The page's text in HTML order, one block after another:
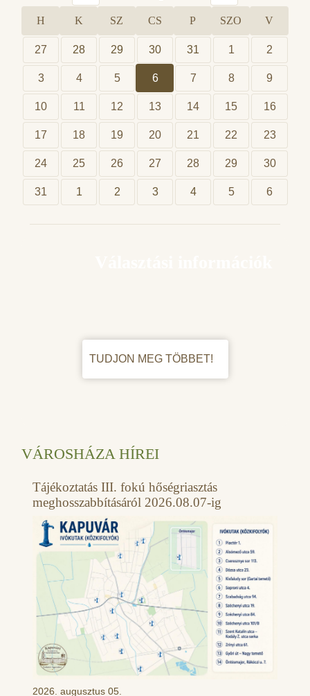
H K SZ CS P SZO V
27 28 29 30 31 1 2
3 4 5 6 7 8 9
10 11 12 13 14 15 16
17 18 19 20 21 22 23
24 25 26 27 28 29 30
31 1 2 3 4 5 6
TUDJON MEG TÖBBET!
VÁROSHÁZA HÍREI
Tájékoztatás III. fokú hőségriasztás
meghosszabbításáról 2026.08.07-ig
2026. augusztus 05.